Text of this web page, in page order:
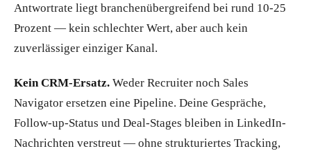
Antwortrate liegt branchenübergreifend bei rund 10-25
Prozent — kein schlechter Wert, aber auch kein
zuverlässiger einziger Kanal.
Kein CRM-Ersatz. Weder Recruiter noch Sales
Navigator ersetzen eine Pipeline. Deine Gespräche,
Follow-up-Status und Deal-Stages bleiben in LinkedIn-
Nachrichten verstreut — ohne strukturiertes Tracking,